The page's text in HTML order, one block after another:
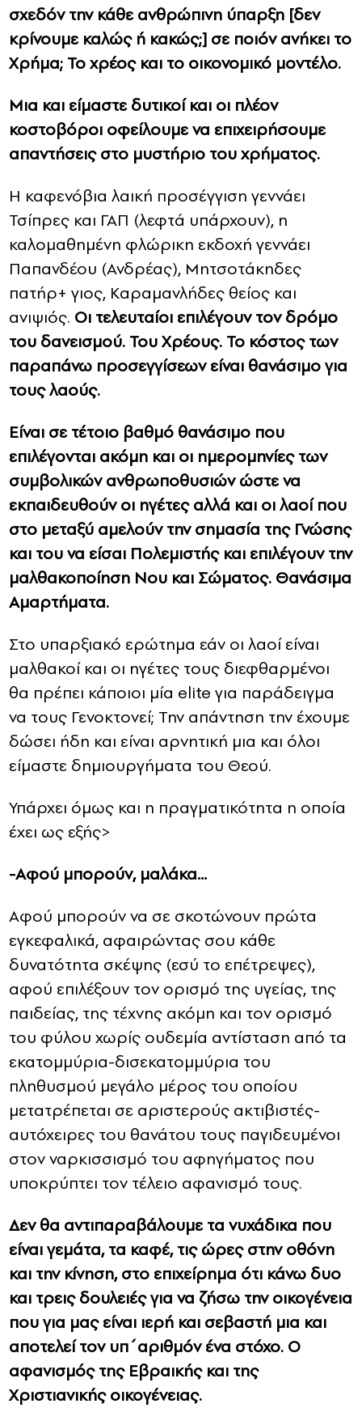
σχεδόν την κάθε ανθρώπινη ύπαρξη [δεν
κρίνουμε καλώς ή κακώς;] σε ποιόν ανήκει το
Χρήμα; Το χρέος και το οικονομικό μοντέλο.
Μια και είμαστε δυτικοί και οι πλέον
κοστοβόροι οφείλουμε να επιχειρήσουμε
απαντήσεις στο μυστήριο του χρήματος.
Η καφενόβια λαική προσέγγιση γεννάει
Τσίπρες και ΓΑΠ (λεφτά υπάρχουν), η
καλομαθημένη φλώρικη εκδοχή γεννάει
Παπανδέου (Ανδρέας), Μητσοτάκηδες
πατήρ+ γιος, Καραμανλήδες θείος και
ανιψιός. Οι τελευταίοι επιλέγουν τον δρόμο
του δανεισμού. Του Χρέους. Το κόστος των
παραπάνω προσεγγίσεων είναι θανάσιμο για
τους λαούς.
Είναι σε τέτοιο βαθμό θανάσιμο που
επιλέγονται ακόμη και οι ημερομηνίες των
συμβολικών ανθρωποθυσιών ώστε να
εκπαιδευθούν οι ηγέτες αλλά και οι λαοί που
στο μεταξύ αμελούν την σημασία της Γνώσης
και του να είσαι Πολεμιστής και επιλέγουν την
μαλθακοποίηση Νου και Σώματος. Θανάσιμα
Αμαρτήματα.
Στο υπαρξιακό ερώτημα εάν οι λαοί είναι
μαλθακοί και οι ηγέτες τους διεφθαρμένοι
θα πρέπει κάποιοι μία elite για παράδειγμα
να τους Γενοκτονεί; Την απάντηση την έχουμε
δώσει ήδη και είναι αρνητική μια και όλοι
είμαστε δημιουργήματα του Θεού.
Υπάρχει όμως και η πραγματικότητα η οποία
έχει ως εξής>
-Αφού μπορούν, μαλάκα…
Αφού μπορούν να σε σκοτώνουν πρώτα
εγκεφαλικά, αφαιρώντας σου κάθε
δυνατότητα σκέψης (εσύ το επέτρεψες),
αφού επιλέξουν τον ορισμό της υγείας, της
παιδείας, της τέχνης ακόμη και τον ορισμό
του φύλου χωρίς ουδεμία αντίσταση από τα
εκατομμύρια-δισεκατομμύρια του
πληθυσμού μεγάλο μέρος του οποίου
μετατρέπεται σε αριστερούς ακτιβιστές-
αυτόχειρες του θανάτου τους παγιδευμένοι
στον ναρκισσισμό του αφηγήματος που
υποκρύπτει τον τέλειο αφανισμό τους.
Δεν θα αντιπαραβάλουμε τα νυχάδικα που
είναι γεμάτα, τα καφέ, τις ώρες στην οθόνη
και την κίνηση, στο επιχείρημα ότι κάνω δυο
και τρεις δουλειές για να ζήσω την οικογένεια
που για μας είναι ιερή και σεβαστή μια και
αποτελεί τον υπ΄αριθμόν ένα στόχο. Ο
αφανισμός της Εβραικής και της
Χριστιανικής οικογένειας.